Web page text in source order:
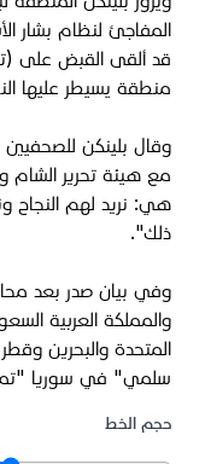
المفاجئ لنظام بشار
منطقة يسيطر عليها
وقال بلينكن
مع هيئة تحرير الشام
هي: نريد لهم
ذلك".
وفي بيان صدر بعد
والمملكة العربية
المتحدة والبحرين
سلمي" في سوريا
حجم الخط